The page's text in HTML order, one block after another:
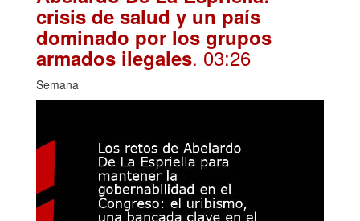
crisis de salud y un país
dominado por los grupos
armados ilegales. 03:26
Semana